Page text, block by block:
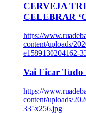
CERVEJA
CELEBRAR
https://
content/uploads/
e1589130204162-
Vai Ficar Tudo
https://
content/uploads/
335x256.jpg